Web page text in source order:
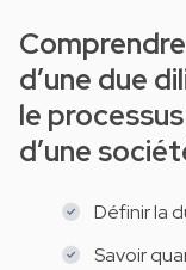
Comprendre la place et l’importance
d’une due
le
d’une
Définir la
Savoir